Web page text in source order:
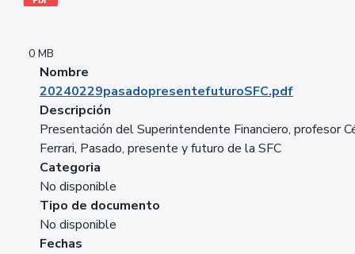
0 MB
Nombre
20240229pasadopresentefuturoSFC.pdf
Descripción
Presentación del Superintendente Financiero, profesor
Ferrari, Pasado, presente y futuro de la SFC
Categoria
No disponible
Tipo de documento
No disponible
Fechas